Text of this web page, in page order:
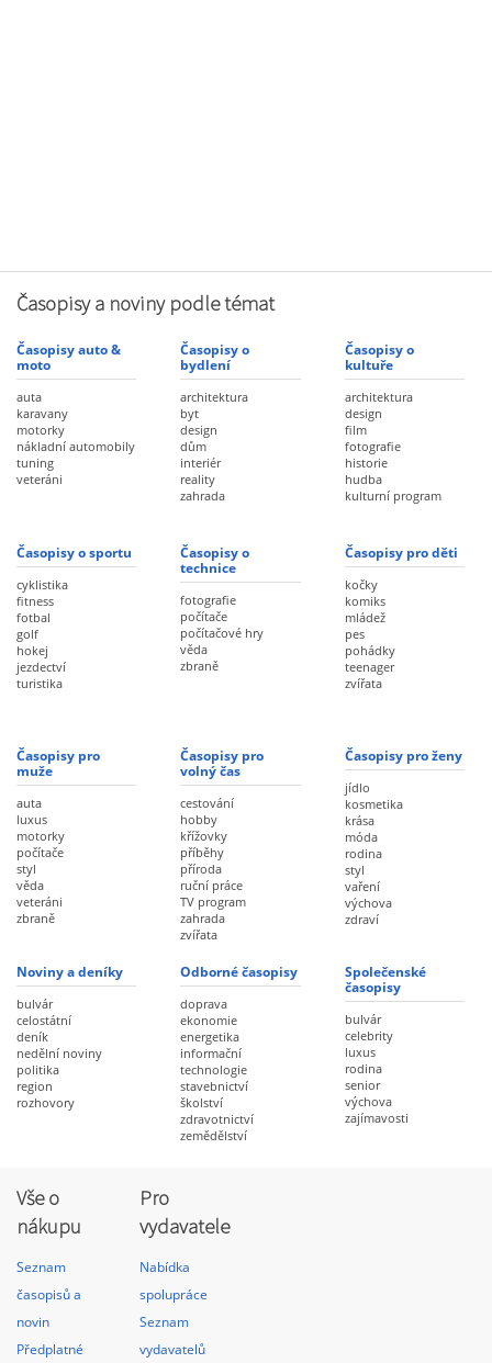
Časopisy a noviny podle témat
Časopisy auto &
moto
auta
karavany
motorky
nákladní automobily
tuning
veteráni
Časopisy o
bydlení
architektura
byt
design
dům
interiér
reality
zahrada
Časopisy o
kultuře
architektura
design
film
fotografie
historie
hudba
kulturní program
Časopisy o sportu
cyklistika
fitness
fotbal
golf
hokej
jezdectví
turistika
Časopisy o
technice
fotografie
počítače
počítačové hry
věda
zbraně
Časopisy pro děti
kočky
komiks
mládež
pes
pohádky
teenager
zvířata
Časopisy pro
muže
auta
luxus
motorky
počítače
styl
věda
veteráni
zbraně
Časopisy pro
volný čas
cestování
hobby
křížovky
příběhy
příroda
ruční práce
TV program
zahrada
zvířata
Časopisy pro ženy
jídlo
kosmetika
krása
móda
rodina
styl
vaření
výchova
zdraví
Noviny a deníky
bulvár
celostátní
deník
nedělní noviny
politika
region
rozhovory
Odborné časopisy
doprava
ekonomie
energetika
informační
technologie
stavebnictví
školství
zdravotnictví
zemědělství
Společenské
časopisy
bulvár
celebrity
luxus
rodina
senior
výchova
zajímavosti
Vše o
nákupu
Seznam
časopisů a
novin
Předplatné
Pro
vydavatele
Nabídka
spolupráce
Seznam
vydavatelů